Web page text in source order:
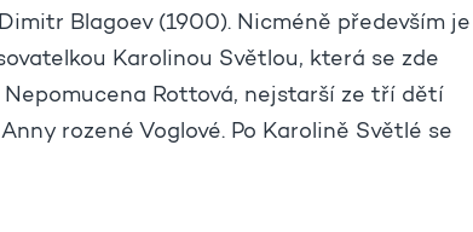
Blagoev (1900). Nicméně především je
Karolinou Světlou, která se zde
Rottová, nejstarší ze tří dětí
rozené Voglové. Po Karolině Světlé se